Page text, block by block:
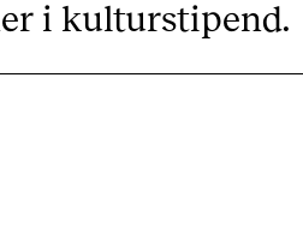
i kulturstipend.